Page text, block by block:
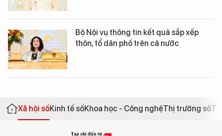
Bộ Nội vụ thông tin kết quả sắp xếp
thôn, tổ dân phố trên cả nước
Xã hội sốKinh tế sốKhoa học - Công nghệThị trường số